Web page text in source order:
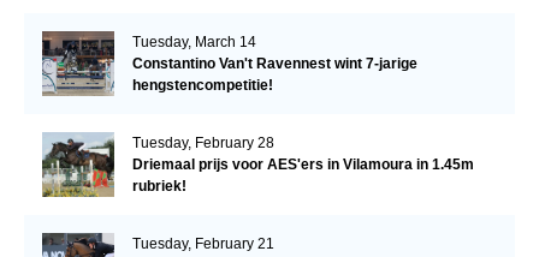
Tuesday, March 14
Constantino Van't Ravennest wint 7-jarige
hengstencompetitie!
Tuesday, February 28
Driemaal prijs voor AES'ers in Vilamoura in 1.45m
rubriek!
Tuesday, February 21